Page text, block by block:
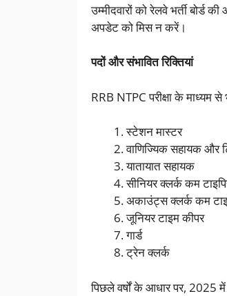
उम्मीदवारों को रेलवे भर्ती
अपडेट को मिस न करें।
पदों और संभावित रिक्तियां
RRB NTPC परीक्षा के माध्यम
स्टेशन मास्टर
वाणिज्यिक सहायक और
यातायात सहायक
सीनियर क्लर्क कम
अकाउंट्स क्लर्क कम
जूनियर टाइम कीपर
गार्ड
ट्रेन क्लर्क
पिछले वर्षों के आधार पर, 2025